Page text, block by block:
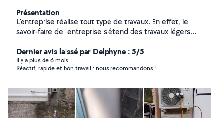
Présentation
L'entreprise réalise tout type de travaux. En effet, le
savoir-faire de l'entreprise s'étend des travaux légers
travaux plus complexes nécessitant une expérience
certaine tels que la maçonnerie, la rénovation, le travail
du bois, la pose de placoplâtre et la pose de
L'entreprise peut également intervenir dans la
rénovation et l'entretien des extérieurs de votre habitat.
Dernier avis laissé par Delphyne : 5/5
Il y a plus de 6 mois
Réactif, rapide et bon travail : nous recommandons !